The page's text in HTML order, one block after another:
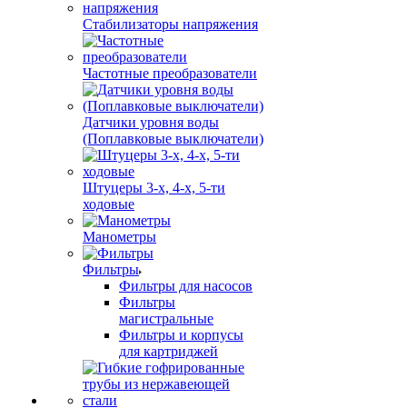
Стабилизаторы напряжения
Частотные преобразователи
Датчики уровня воды
(Поплавковые выключатели)
Штуцеры 3-х, 4-х, 5-ти
ходовые
Манометры
Фильтры
Фильтры для насосов
Фильтры
магистральные
Фильтры и корпусы
для картриджей